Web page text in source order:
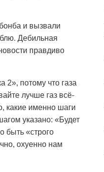
и вызвали
Дебильная
правдиво
2», потому что газа
лучше газ всё-
какие именно шаги
указано: «Будет
быть «строго
охуенно нам